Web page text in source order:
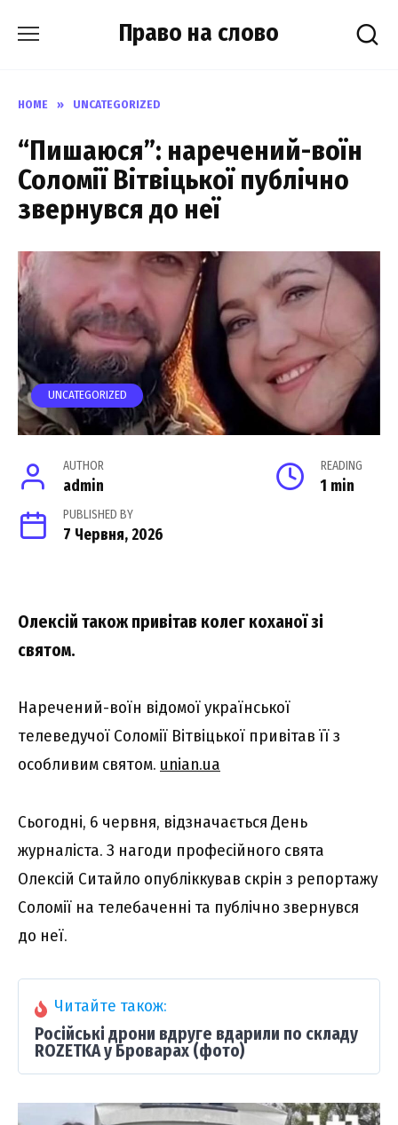
Право на слово
HOME » UNCATEGORIZED
“Пишаюся”: наречений-воїн
Соломії Вітвіцької публічно
звернувся до неї
UNCATEGORIZED
AUTHOR
admin
READING
1 min
PUBLISHED BY
7 Червня, 2026
Олексій також привітав колег коханої зі
святом.
Наречений-воїн відомої української
телеведучої Соломії Вітвіцької привітав її з
особливим святом. unian.ua
Сьогодні, 6 червня, відзначається День
журналіста. З нагоди професійного свята
Олексій Ситайло опубліккував скрін з репортажу
Соломії на телебаченні та публічно звернувся
до неї.
Читайте також:
Російські дрони вдруге вдарили по складу
ROZETKA у Броварах (фото)